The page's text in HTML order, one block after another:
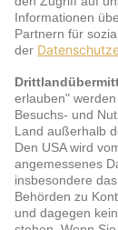
Service
jö Bonus